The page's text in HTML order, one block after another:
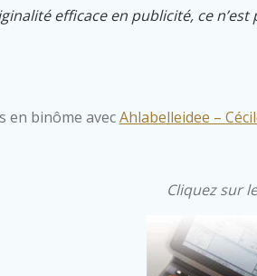
efficace en publicité, ce
en binôme avecAhlabelleidee –
Cliquez sur